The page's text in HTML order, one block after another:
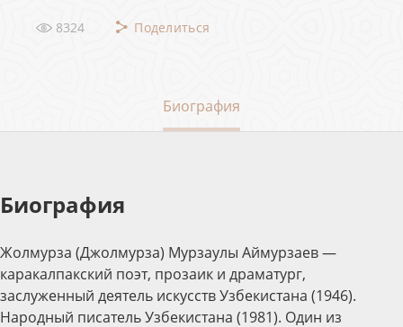
8324 Поделиться
Биография
Биография
Жолмурза (Джолмурза) Мурзаулы Аймурзаев —
каракалпакский поэт, прозаик и драматург,
заслуженный деятель искусств Узбекистана (1946).
Народный писатель Узбекистана (1981). Один из